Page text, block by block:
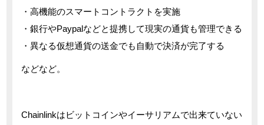
・高機能のスマートコントラクトを実施
・銀行やPaypalなどと提携して現実の通貨も管理できる
・異なる仮想通貨の送金でも自動で決済が完了する
などなど。
Chainlinkはビットコインやイーサリアムで出来ていない